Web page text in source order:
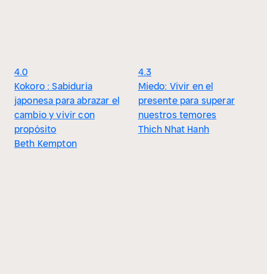
4.0
Kokoro : Sabiduría
japonesa para abrazar el
cambio y vivir con
propósito
Beth Kempton
4.3
Miedo: Vivir en el
presente para superar
nuestros temores
Thich Nhat Hanh